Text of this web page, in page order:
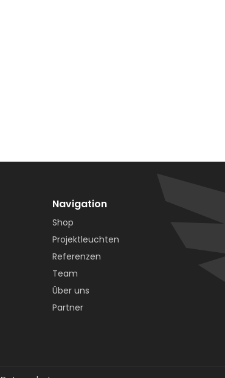
Navigation
Shop
Projektleuchten
Referenzen
Team
Über uns
Partner